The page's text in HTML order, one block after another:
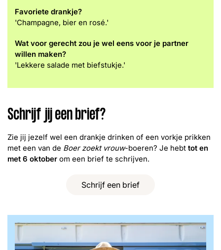
Favoriete drankje?
'Champagne, bier en rosé.'
Wat voor gerecht zou je wel eens voor je partner
willen maken?
'Lekkere salade met biefstukje.'
Schrijf jij een brief?
Zie jij jezelf wel een drankje drinken of een vorkje prikken
met een van de Boer zoekt vrouw-boeren? Je hebt tot en
met 6 oktober om een brief te schrijven.
Schrijf een brief